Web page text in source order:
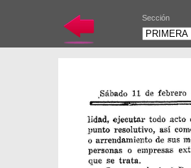
Sección